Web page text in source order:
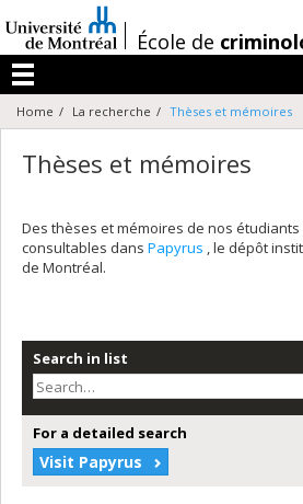
au
contenu
/École de
Menu
Home La recherche Thèses et mémoires
Thèses et mémoires
Des thèses et mémoires de nos
consultables dans Papyrus , le dépôt
de Montréal.
Search in list
For a detailed search
Visit Papyrus